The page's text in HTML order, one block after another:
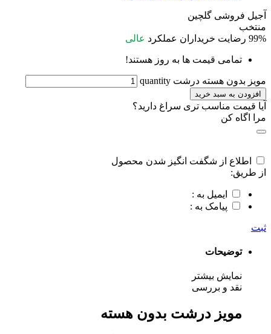
آجیل فروشی گلچین
منتخب
99% رضایت خریداران عملکرد عالی
تمامی قیمت ها به روز هستند!
مویز بدون هسته درشت quantity
افزودن به سبد خرید
آیا قیمت مناسب تری سراغ دارید؟
مرا اگاه کن
اطلاع از شگفت انگیز شدن محصول
از طریق:
ایمیل به :
پیامک به :
ثبت
توضیحات
نمایش بیشتر
نقد و بررسی
مویز درشت بدون هسته